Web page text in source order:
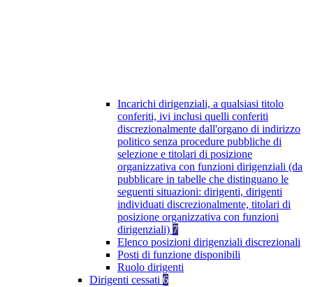
Incarichi dirigenziali, a qualsiasi titolo
conferiti, ivi inclusi quelli conferiti
discrezionalmente dall'organo di indirizzo
politico senza procedure pubbliche di
selezione e titolari di posizione
organizzativa con funzioni dirigenziali (da
pubblicare in tabelle che distinguano le
seguenti situazioni: dirigenti, dirigenti
individuati discrezionalmente, titolari di
posizione organizzativa con funzioni
dirigenziali) 7
Elenco posizioni dirigenziali discrezionali
Posti di funzione disponibili
Ruolo dirigenti
Dirigenti cessati 6